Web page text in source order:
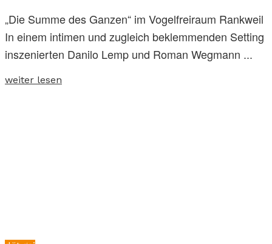
„Die Summe des Ganzen“ im Vogelfreiraum Rankweil
In einem intimen und zugleich beklemmenden Setting
inszenierten Danilo Lemp und Roman Wegmann ...
weiter lesen